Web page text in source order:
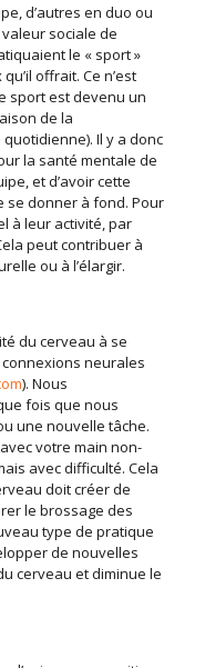
d’autres en duo ou
sociale de
le « sport »
offrait. Ce n’est
sport est devenu un
de la
Il y a donc
la santé mentale de
et d’avoir cette
se donner à fond. Pour
à leur activité, par
peut contribuer à
ou à l’élargir.
du cerveau à se
neurales
). Nous
fois que nous
une nouvelle tâche.
votre main non-
avec difficulté. Cela
doit créer de
le brossage des
type de pratique
de nouvelles
cerveau et diminue le